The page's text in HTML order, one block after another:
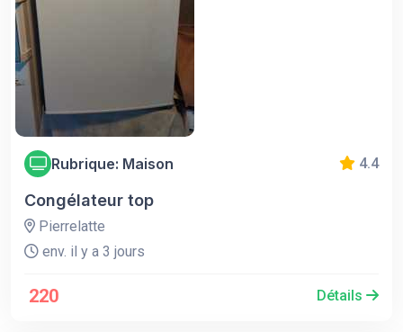
Rubrique: Maison 4.4
Congélateur top
Pierrelatte
env. il y a 3 jours
220 Détails